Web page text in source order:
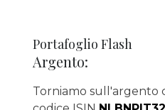
Portafoglio Flash
Argento:
Torniamo sull'argento